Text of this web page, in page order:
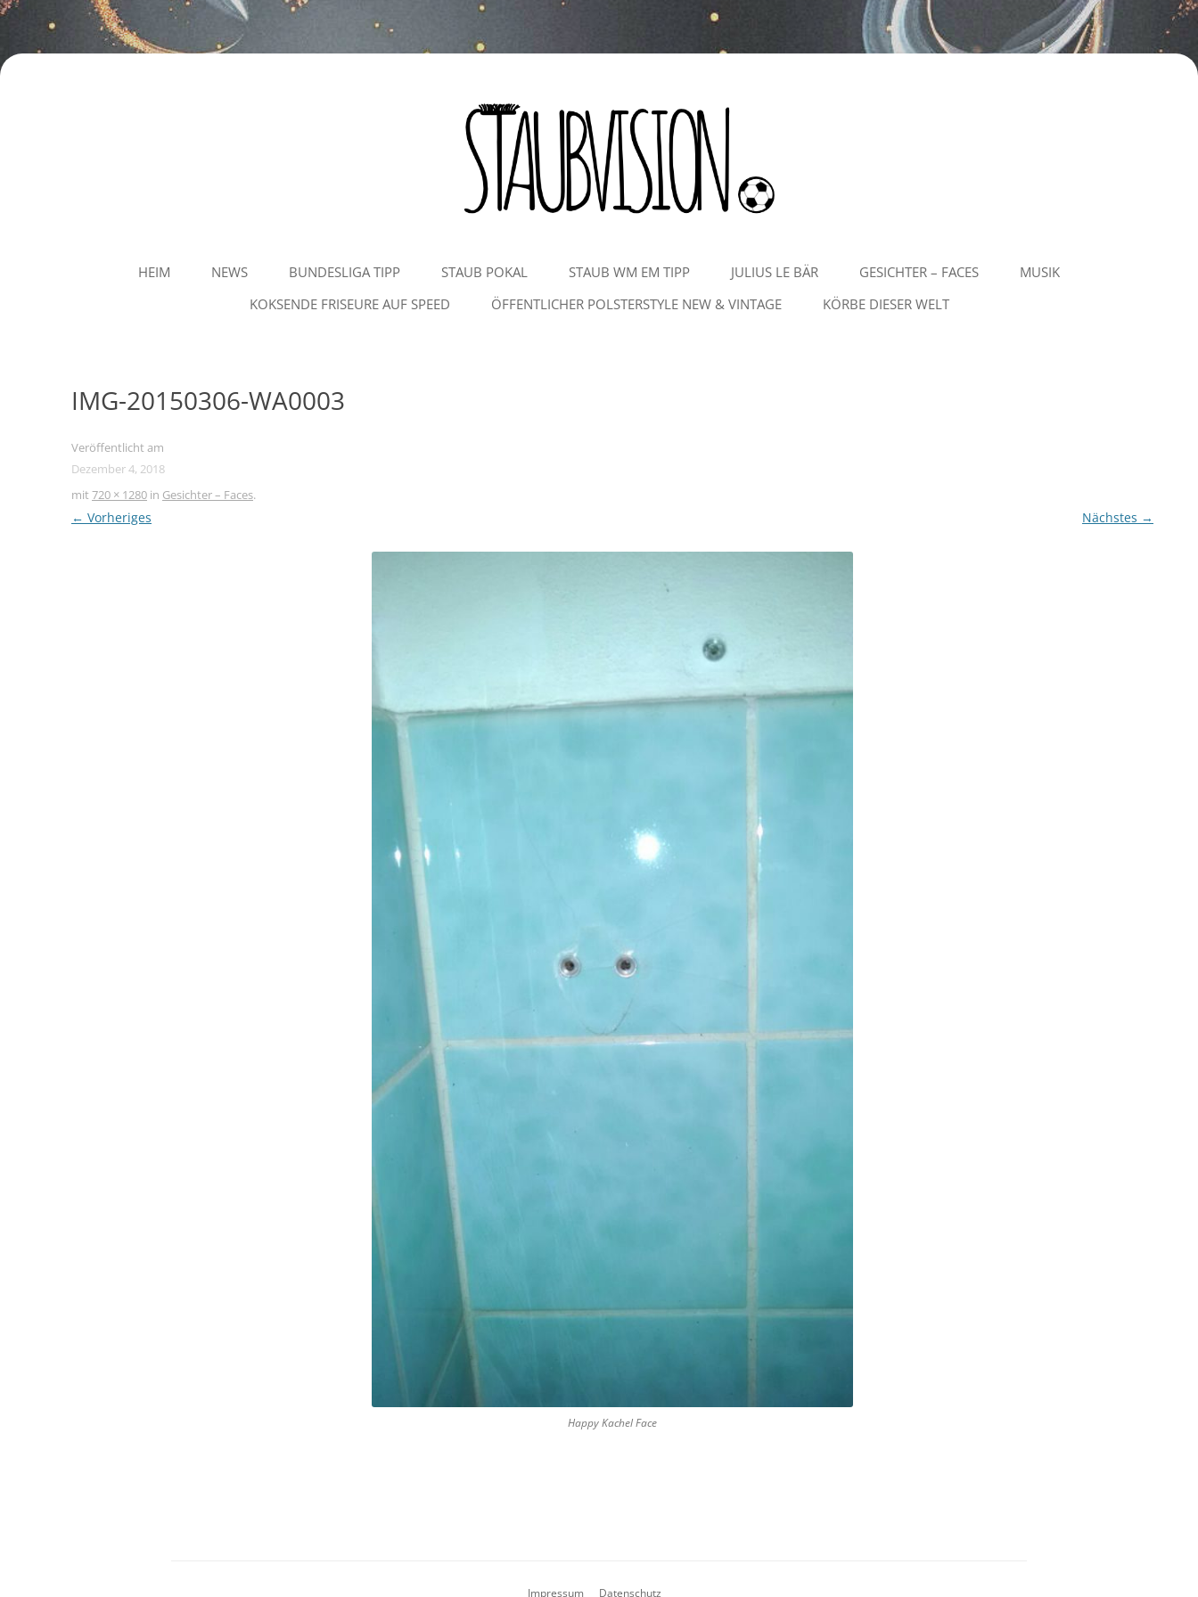
Inhalt
HEIM NEWS BUNDESLIGA TIPP STAUB POKAL STAUB WM EM TIPP JULIUS LE BÄR GESICHTER – FACES
MUSIK
KOKSENDE FRISEURE AUF SPEED
ÖFFENTLICHER POLSTERSTYLE NEW & VINTAGE KÖRBE DIESER WELT
IMG-20150306-WA0003
Veröffentlicht am
Dezember 4, 2018
mit 720 × 1280 in Gesichter – Faces.
← Vorheriges Nächstes →
Happy Kachel Face
Impressum Datenschutz